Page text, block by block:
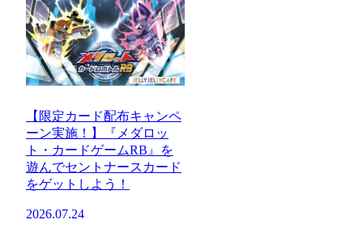
【限定カード配布キャンペ
ーン実施！】『メダロッ
ト・カードゲームRB』を
遊んでセントナースカード
をゲットしよう！
2026.07.24